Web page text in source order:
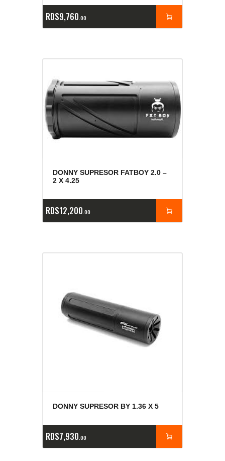
RD$9,760 00
DONNY SUPRESOR FATBOY 2.0 –
2 X 4.25
RD$12,200 00
DONNY SUPRESOR BY 1.36 X 5
RD$7,930 00